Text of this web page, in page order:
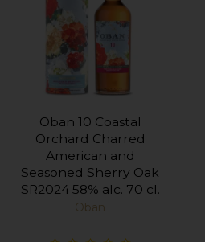
Oban 10 Coastal
Orchard Charred
American and
Seasoned Sherry Oak
SR2024 58% alc. 70 cl.
Oban